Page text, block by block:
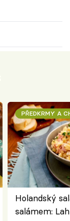
PŘEDKRMY A
Holandský
salámem: